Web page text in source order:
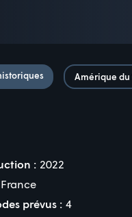
Amérique du
: 2022
France
prévus : 4